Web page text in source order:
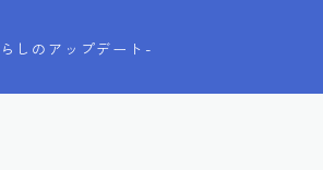
しのアップデート-